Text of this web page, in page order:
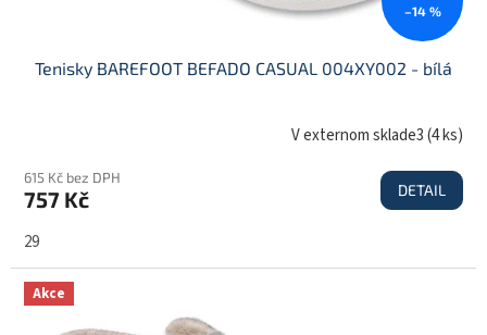
–14 %
Tenisky BAREFOOT BEFADO CASUAL 004XY002 - bílá
V externom sklade3(4 ks)
615 Kč bez DPH
757 Kč DETAIL
29
Akce